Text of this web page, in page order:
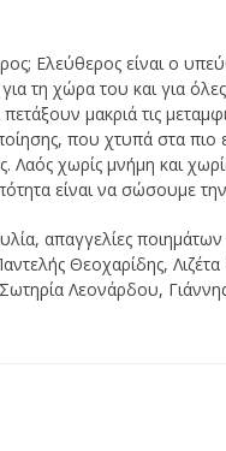
Ελεύθερος είναι ο
τη χώρα του και για
μακριά τις
που χτυπά στα πιο
Λαός χωρίς μνήμη και
είναι να σώσουμε
απαγγελίες
Θεοχαρίδης,
Λεονάρδου,